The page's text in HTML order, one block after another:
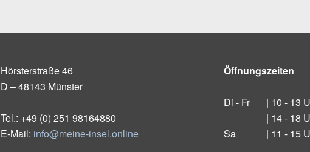
Hörsterstraße 46
D – 48143 Münster
Tel.: +49 (0) 251 98164880
E-Mail: info@meine-insel.online
Öffnungszeiten
Di - Fr
| 10 - 13
| 14 - 18
Sa
| 11 - 15